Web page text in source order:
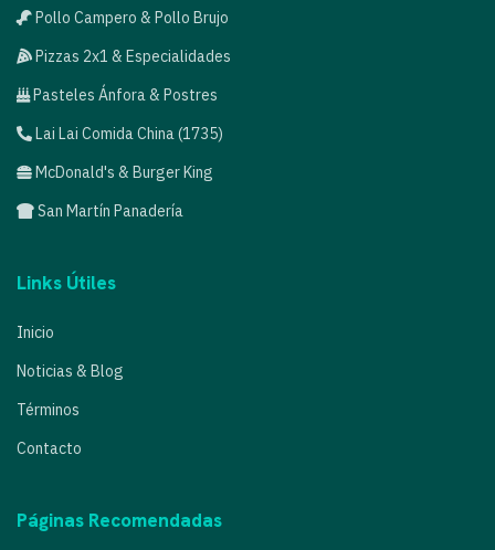
Pollo Campero & Pollo Brujo
Pizzas 2x1 & Especialidades
Pasteles Ánfora & Postres
Lai Lai Comida China (1735)
McDonald's & Burger King
San Martín Panadería
Links Útiles
Inicio
Noticias & Blog
Términos
Contacto
Páginas Recomendadas